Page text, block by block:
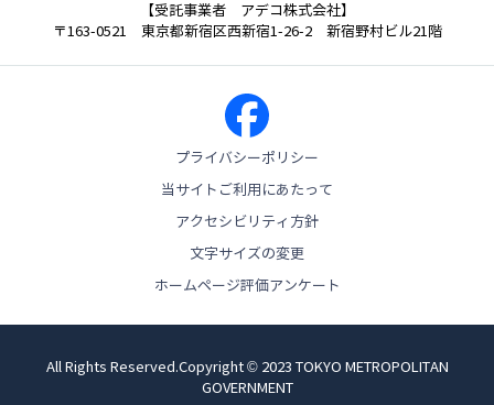
【受託事業者 アデコ株式会社】
〒163-0521 東京都新宿区西新宿1-26-2 新宿野村ビル21階
プライバシーポリシー
当サイトご利用にあたって
アクセシビリティ方針
文字サイズの変更
ホームページ評価アンケート
All Rights Reserved.Copyright © 2023 TOKYO METROPOLITAN
GOVERNMENT